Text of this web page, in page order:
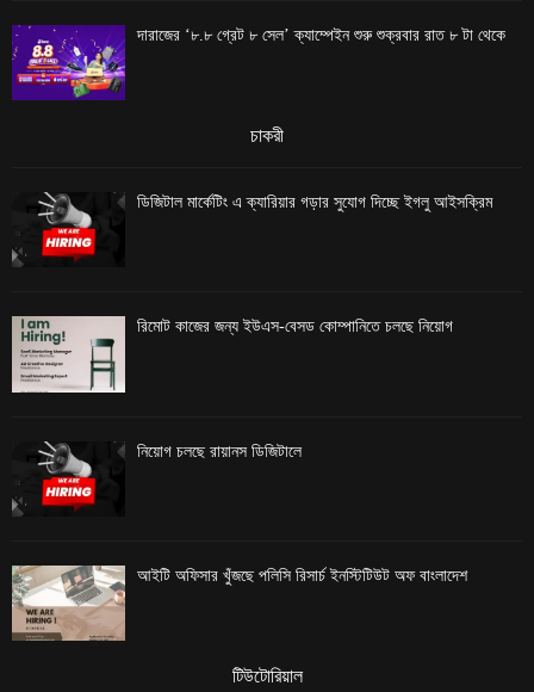
দারাজের ‘৮.৮ গ্রেট ৮ সেল’ ক্যাম্পেইন শুরু শুক্রবার রাত ৮ টা থেকে
চাকরী
ডিজিটাল মার্কেটিং এ ক্যারিয়ার গড়ার সুযোগ দিচ্ছে ইগলু আইসক্রিম
রিমোট কাজের জন্য ইউএস-বেসড কোম্পানিতে চলছে নিয়োগ
নিয়োগ চলছে রায়ানস ডিজিটালে
আইটি অফিসার খুঁজছে পলিসি রিসার্চ ইনস্টিটিউট অফ বাংলাদেশ
টিউটোরিয়াল